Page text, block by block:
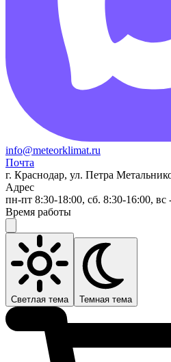
info@meteorklimat.ru
Почта
г. Краснодар, ул. Петра
Адрес
пн-пт 8:30-18:00, сб. 8:30-16:00, вс
Время работы
Светлая тема Темная тема